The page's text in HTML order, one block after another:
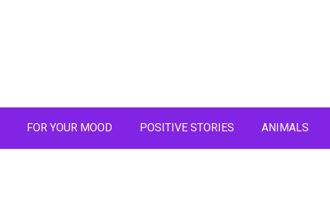
FOR YOUR MOOD POSITIVE STORIES ANIMALS